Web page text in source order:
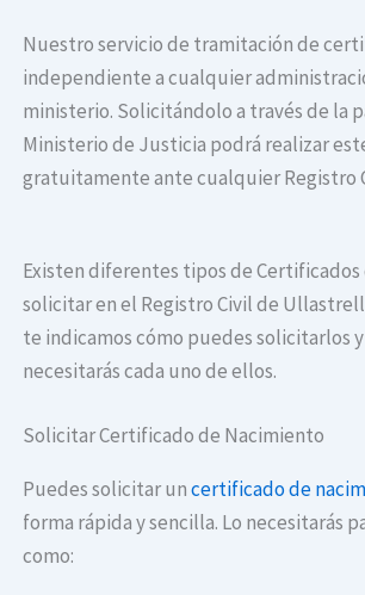
Nuestro servicio de tramitación de
independiente a cualquier
ministerio. Solicitándolo a través de la
Ministerio de Justicia podrá realizar
gratuitamente ante cualquier Registro
Existen diferentes tipos de
solicitar en el Registro Civil de
te indicamos cómo puedes solicitarlos
necesitarás cada uno de ellos.
Solicitar Certificado de Nacimiento
Puedes solicitar uncertificado de
forma rápida y sencilla. Lo necesitarás
como: